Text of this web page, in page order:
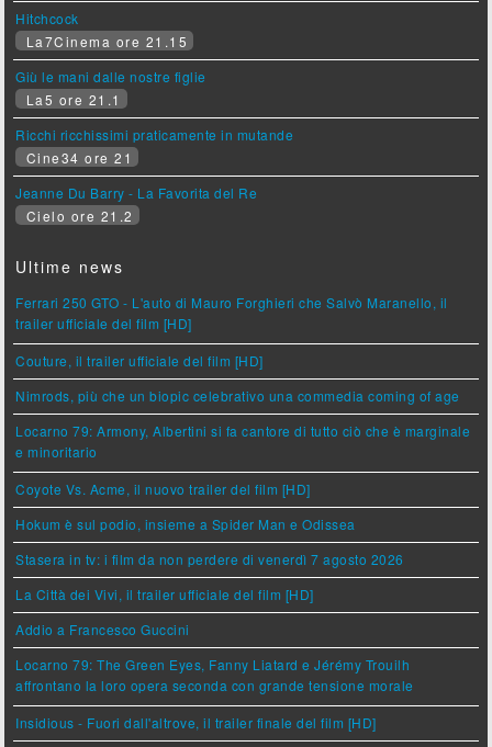
Hitchcock
La7Cinema ore 21.15
Giù le mani dalle nostre figlie
La5 ore 21.1
Ricchi ricchissimi praticamente in mutande
Cine34 ore 21
Jeanne Du Barry - La Favorita del Re
Cielo ore 21.2
Ultime news
Ferrari 250 GTO - L'auto di Mauro Forghieri che Salvò Maranello, il
trailer ufficiale del film [HD]
Couture, il trailer ufficiale del film [HD]
Nimrods, più che un biopic celebrativo una commedia coming of age
Locarno 79: Armony, Albertini si fa cantore di tutto ciò che è marginale
e minoritario
Coyote Vs. Acme, il nuovo trailer del film [HD]
Hokum è sul podio, insieme a Spider Man e Odissea
Stasera in tv: i film da non perdere di venerdì 7 agosto 2026
La Città dei Vivi, il trailer ufficiale del film [HD]
Addio a Francesco Guccini
Locarno 79: The Green Eyes, Fanny Liatard e Jérémy Trouilh
affrontano la loro opera seconda con grande tensione morale
Insidious - Fuori dall'altrove, il trailer finale del film [HD]